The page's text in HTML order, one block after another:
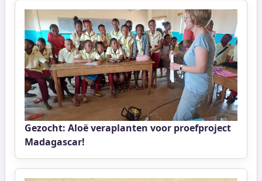
Gezocht: Aloë veraplanten voor proefproject
Madagascar!